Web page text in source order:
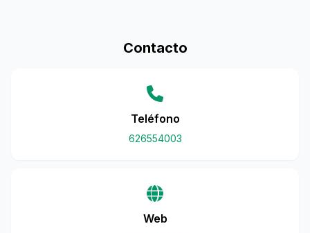
Contacto
Teléfono
626554003
Web